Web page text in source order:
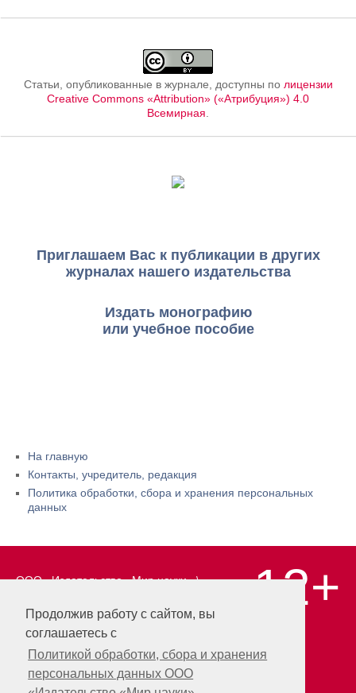
Продолжив работу с сайтом, вы
соглашаетесь с
Политикой обработки, сбора и хранения
персональных данных ООО
Статьи, опубликованные в журнале, доступны по лицензии
Creative Commons «Attribution» («Атрибуция») 4.0
Всемирная
Приглашаем Вас к публикации в других
журналах нашего издательства
Издать монографию
или учебное пособие
На главную
Контакты, учредитель, редакция
Политика обработки, сбора и хранения персональных
данных
ООО «Издательство «Мир науки» \
LLC Материалы, размещенные на сайте,
охраняются Законом о защите авторских
прав. Публикация любых материалов
этого сайта запрещена без
предварительного согласования с
издательством. Авторские права на
12+